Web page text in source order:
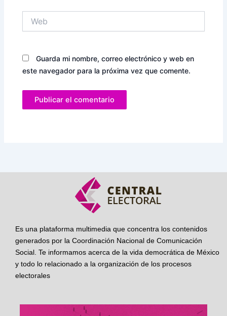
Guarda mi nombre, correo electrónico y web en
este navegador para la próxima vez que comente.
Es una plataforma multimedia que concentra los contenidos
generados por la Coordinación Nacional de Comunicación
Social. Te informamos acerca de la vida democrática de México
y todo lo relacionado a la organización de los procesos
electorales